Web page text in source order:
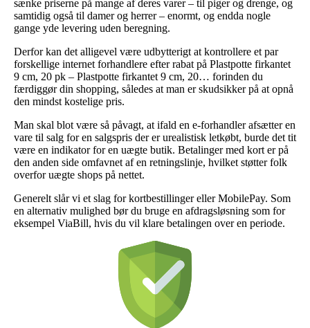
sænke priserne på mange af deres varer – til piger og drenge, og
samtidig også til damer og herrer – enormt, og endda nogle
gange yde levering uden beregning.
Derfor kan det alligevel være udbytterigt at kontrollere et par
forskellige internet forhandlere efter rabat på Plastpotte firkantet
9 cm, 20 pk – Plastpotte firkantet 9 cm, 20… forinden du
færdiggør din shopping, således at man er skudsikker på at opnå
den mindst kostelige pris.
Man skal blot være så påvagt, at ifald en e-forhandler afsætter en
vare til salg for en salgspris der er urealistisk letkøbt, burde det tit
være en indikator for en uægte butik. Betalinger med kort er på
den anden side omfavnet af en retningslinje, hvilket støtter folk
overfor uægte shops på nettet.
Generelt slår vi et slag for kortbestillinger eller MobilePay. Som
en alternativ mulighed bør du bruge en afdragsløsning som for
eksempel ViaBill, hvis du vil klare betalingen over en periode.